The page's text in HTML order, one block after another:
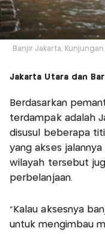
Banjir Jakarta,
Jakarta Utara dan
Berdasarkan
terdampak adalah
disusul beberapa
yang akses
wilayah tersebut
perbelanjaan.
"Kalau aksesnya
untuk mengimbau